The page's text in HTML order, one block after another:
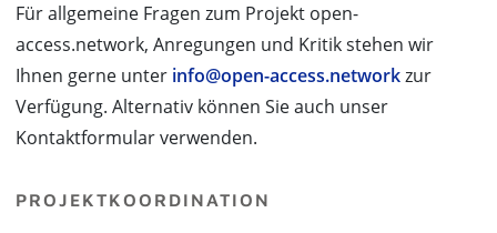
Für allgemeine Fragen zum Projekt open-
access.network, Anregungen und Kritik stehen wir
Ihnen gerne unter info@open-access.networkzur
Verfügung. Alternativ können Sie auch unser
Kontaktformular verwenden.
PROJEKTKOORDINATION